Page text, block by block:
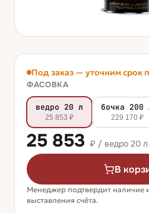
Под заказ — уточним срок
ФАСОВКА
ведро 20 л
25 853 ₽
бочка 200
229 170 ₽
25 853 ₽ / ведро 20 л
В
Менеджер подтвердит наличие
выставления счёта.